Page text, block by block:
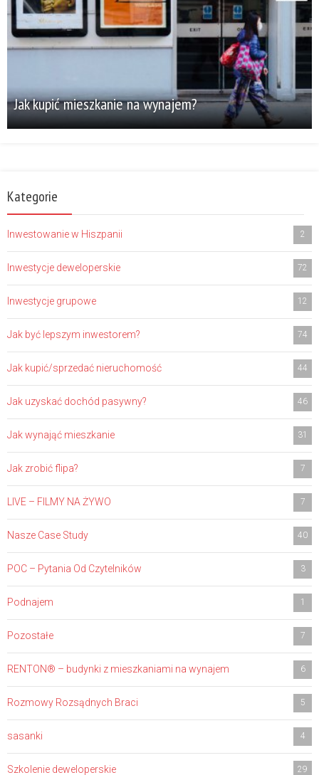
Jak kupić mieszkanie na wynajem?
Kategorie
Inwestowanie w Hiszpanii 2
Inwestycje deweloperskie 72
Inwestycje grupowe 12
Jak być lepszym inwestorem? 74
Jak kupić/sprzedać nieruchomość 44
Jak uzyskać dochód pasywny? 46
Jak wynająć mieszkanie 31
Jak zrobić flipa? 7
LIVE – FILMY NA ŻYWO 7
Nasze Case Study 40
POC – Pytania Od Czytelników 3
Podnajem 1
Pozostałe 7
RENTON® – budynki z mieszkaniami na wynajem 6
Rozmowy Rozsądnych Braci 5
sasanki 4
Szkolenie deweloperskie 29